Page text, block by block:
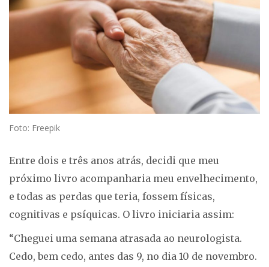
Foto: Freepik
Entre dois e três anos atrás, decidi que meu
próximo livro acompanharia meu envelhecimento,
e todas as perdas que teria, fossem físicas,
cognitivas e psíquicas. O livro iniciaria assim:
“Cheguei uma semana atrasada ao neurologista.
Cedo, bem cedo, antes das 9, no dia 10 de novembro.